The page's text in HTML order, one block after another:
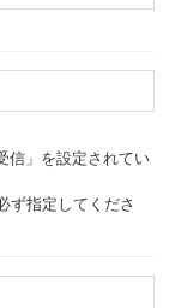
信」を設定されてい
ず指定してくださ